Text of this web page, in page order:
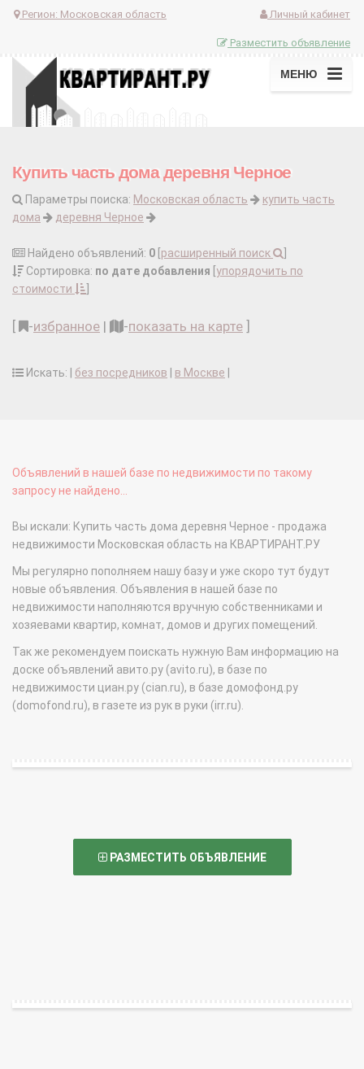
Регион: Московская область Личный кабинет
Разместить объявление
МЕНЮ
Купить часть дома деревня Черное
Параметры поиска: Московская область
купить часть
дома
деревня Черное
Найдено объявлений: 0 расширенный поиск
Сортировка: по дате добавления упорядочить по
стоимости
-избранное | -показать на карте
Искать: | без посредников в Москве
Объявлений в нашей базе по недвижимости по такому
запросу не найдено...
Вы искали: Купить часть дома деревня Черное - продажа
недвижимости Московская область на КВАРТИРАНТ.РУ
Мы регулярно пополняем нашу базу и уже скоро тут будут
новые объявления. Объявления в нашей базе по
недвижимости наполняются вручную собственниками и
хозяевами квартир, комнат, домов и других помещений.
Так же рекомендуем поискать нужную Вам информацию на
доске объявлений авито.ру (avito.ru), в базе по
недвижимости циан.ру (cian.ru), в базе домофонд.ру
(domofond.ru), в газете из рук в руки (irr.ru).
РАЗМЕСТИТЬ ОБЪЯВЛЕНИЕ